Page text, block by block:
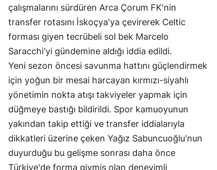
Erzurum
Eskişehir
Gaziantep
Giresun
Gümüşhane
Hakkari
Hatay
Mersin
çalışmalarını sürdüren Arca Çorum FK'nin
transfer rotasını İskoçya'ya çevirerek Celtic
forması giyen tecrübeli sol bek Marcelo
Saracchi'yi gündemine aldığı iddia edildi.
Yeni sezon öncesi savunma hattını güçlendirmek
için yoğun bir mesai harcayan kırmızı-siyahlı
yönetimin nokta atışı takviyeler yapmak için
düğmeye bastığı bildirildi. Spor kamuoyunun
yakından takip ettiği ve transfer iddialarıyla
dikkatleri üzerine çeken Yağız Sabuncuoğlu'nun
duyurduğu bu gelişme sonrası daha önce
Türkiye'de forma giymiş olan deneyimli